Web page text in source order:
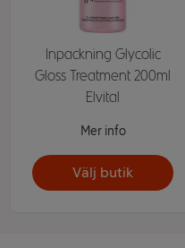
Inpackning Glycolic
Gloss Treatment 200ml
Elvital
Mer info
Välj butik